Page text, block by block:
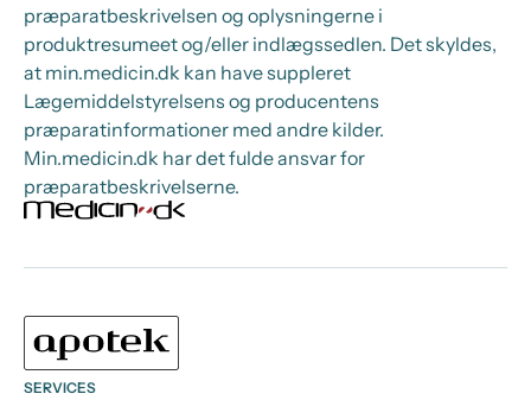
præparatbeskrivelsen og oplysningerne i
produktresumeet og/eller indlægssedlen. Det skyldes,
at min.medicin.dk kan have suppleret
Lægemiddelstyrelsens og producentens
præparatinformationer med andre kilder.
Min.medicin.dk har det fulde ansvar for
præparatbeskrivelserne.
SERVICES